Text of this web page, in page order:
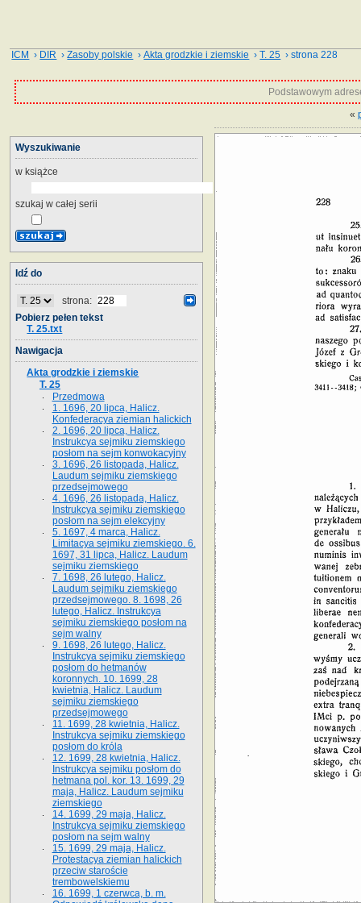
ICM › DIR ›Zasoby polskie ›Akta grodzkie i ziemskie ›T. 25 › strona 228
Podstawowym
«
Wyszukiwanie
w książce
szukaj w całej serii
Idź do
strona:
Pobierz pełen tekst
T. 25.txt
Nawigacja
Akta grodzkie i ziemskie
T. 25
Przedmowa
1. 1696, 20 lipca, Halicz.
Konfederacya ziemian halickich
2. 1696, 20 lipca, Halicz.
Instrukcya sejmiku ziemskiego
posłom na sejm konwokacyjny
3. 1696, 26 listopada, Halicz.
Laudum sejmiku ziemskiego
przedsejmowego
4. 1696, 26 listopada, Halicz.
Instrukcya sejmiku ziemskiego
posłom na sejm elekcyjny
5. 1697, 4 marca, Halicz.
Limitacya sejmiku ziemskiego. 6.
1697, 31 lipca, Halicz. Laudum
sejmiku ziemskiego
7. 1698, 26 lutego, Halicz.
Laudum sejmiku ziemskiego
przedsejmowego. 8. 1698, 26
lutego, Halicz. Instrukcya
sejmiku ziemskiego posłom na
sejm walny
9. 1698, 26 lutego, Halicz.
Instrukcya sejmiku ziemskiego
posłom do hetmanów
koronnych. 10. 1699, 28
kwietnia, Halicz. Laudum
sejmiku ziemskiego
przedsejmowego
11. 1699, 28 kwietnia, Halicz.
Instrukcya sejmiku ziemskiego
posłom do króla
12. 1699, 28 kwietnia, Halicz.
Instrukcya sejmiku posłom do
hetmana pol. kor. 13. 1699, 29
maja, Halicz. Laudum sejmiku
ziemskiego
14. 1699, 29 maja, Halicz.
Instrukcya sejmiku ziemskiego
posłom na sejm walny
15. 1699, 29 maja, Halicz.
Protestacya ziemian halickich
przeciw staroście
trembowelskiemu
16. 1699, 1 czerwca, b. m.